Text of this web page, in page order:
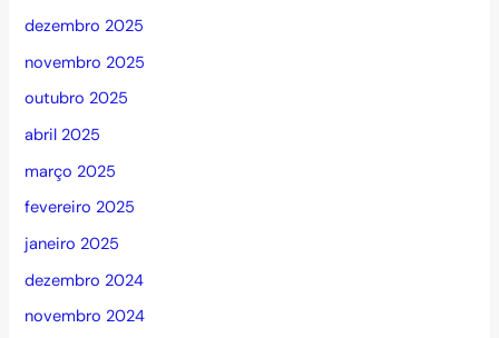
dezembro 2025
novembro 2025
outubro 2025
abril 2025
março 2025
fevereiro 2025
janeiro 2025
dezembro 2024
novembro 2024